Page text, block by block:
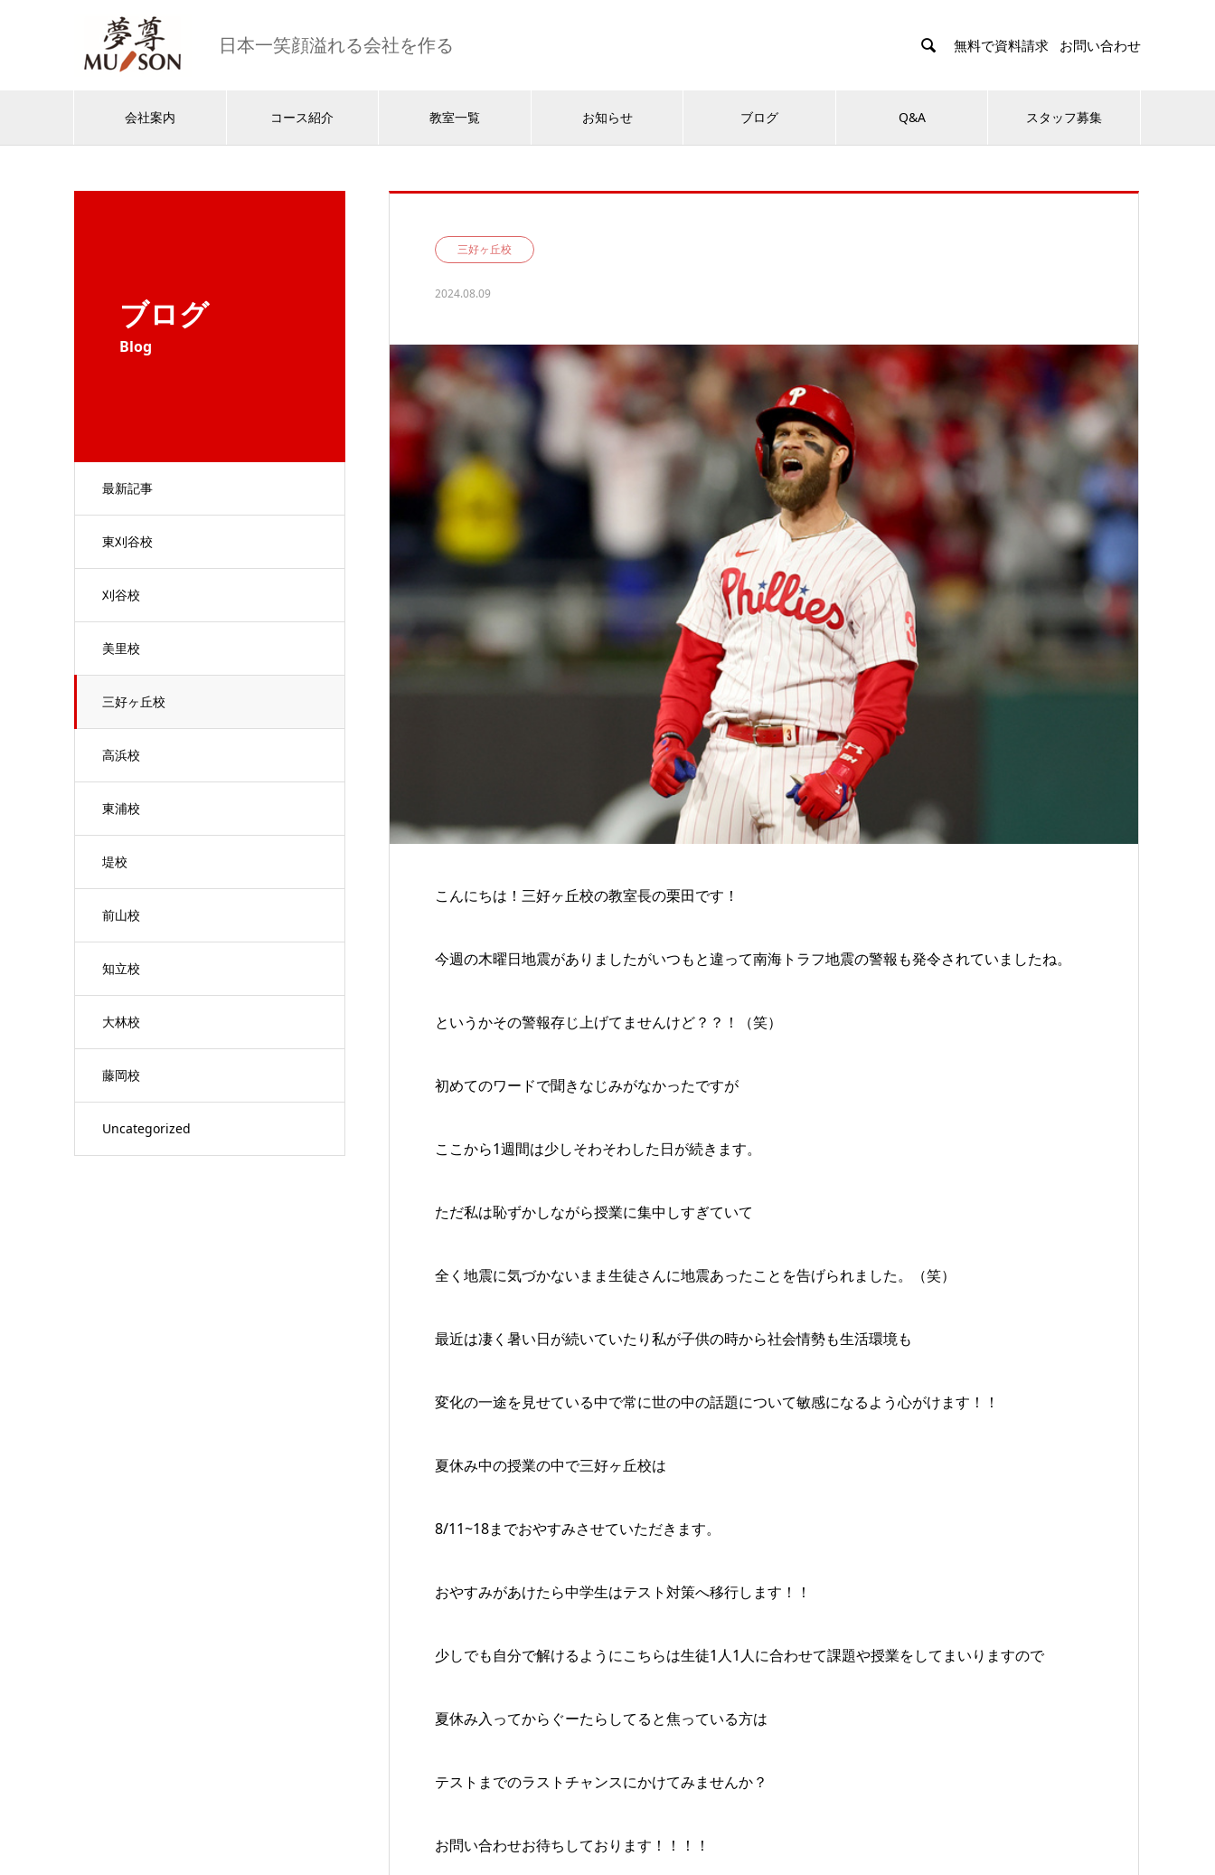
日本一笑顔溢れる会社を作る  無料で資料請求 お問い合わせ
会社案内 コース紹介 教室一覧 お知らせ ブログ Q&A スタッフ募集
ブログ
Blog
最新記事
東刈谷校
刈谷校
美里校
三好ヶ丘校
高浜校
東浦校
堤校
前山校
知立校
大林校
藤岡校
Uncategorized
三好ヶ丘校
2024.08.09
こんにちは！三好ヶ丘校の教室長の栗田です！
今週の木曜日地震がありましたがいつもと違って南海トラフ地震の警報も発令されていましたね。
というかその警報存じ上げてませんけど？？！（笑）
初めてのワードで聞きなじみがなかったですが
ここから1週間は少しそわそわした日が続きます。
ただ私は恥ずかしながら授業に集中しすぎていて
全く地震に気づかないまま生徒さんに地震あったことを告げられました。（笑）
最近は凄く暑い日が続いていたり私が子供の時から社会情勢も生活環境も
変化の一途を見せている中で常に世の中の話題について敏感になるよう心がけます！！
夏休み中の授業の中で三好ヶ丘校は
8/11~18までおやすみさせていただきます。
おやすみがあけたら中学生はテスト対策へ移行します！！
少しでも自分で解けるようにこちらは生徒1人1人に合わせて課題や授業をしてまいりますので
夏休み入ってからぐーたらしてると焦っている方は
テストまでのラストチャンスにかけてみませんか？
お問い合わせお待ちしております！！！！